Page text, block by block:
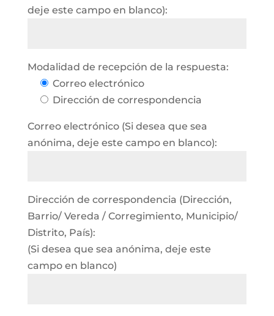
deje este campo en blanco):
Modalidad de recepción de la respuesta:
Correo electrónico
Dirección de correspondencia
Correo electrónico (Si desea que sea
anónima, deje este campo en blanco):
Dirección de correspondencia (Dirección,
Barrio/ Vereda / Corregimiento, Municipio/
Distrito, País):
(Si desea que sea anónima, deje este
campo en blanco)